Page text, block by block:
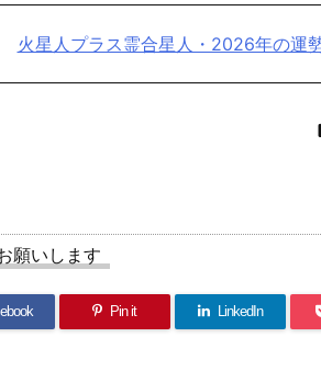
火星人プラス霊合星人・2026年の運
願いします
Pin it LinkedIn